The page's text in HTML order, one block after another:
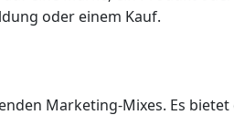
oder einem Kauf.
Marketing-Mixes. Es